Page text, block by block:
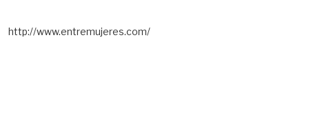
http://www.entremujeres.com/